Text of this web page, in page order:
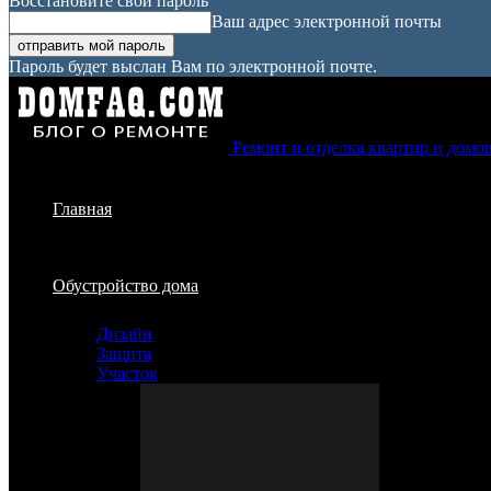
Ваш адрес электронной почты
Пароль будет выслан Вам по электронной почте.
Ремонт и отделка квартир и
Главная
Обустройство дома
Дизайн
Защита
Участок